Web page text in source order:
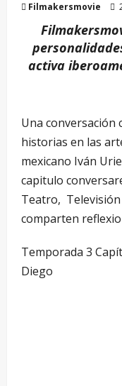
Filmakersmovie
activa
Una conversación
historias en las
mexicano Iván
capitulo
Teatro, Televisión
comparten
Temporada 3
Diego